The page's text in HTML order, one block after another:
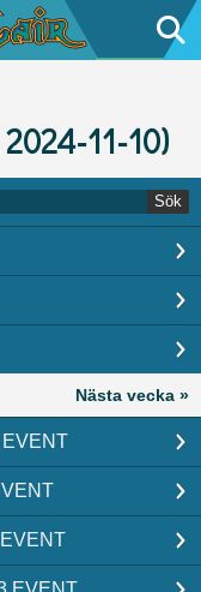
11-10)
Sök
Nästa vecka »
EVENT